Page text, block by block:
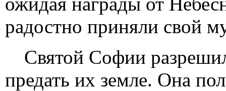
радостно приняли свой
Святой Софии
предать их земле. Она